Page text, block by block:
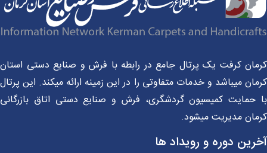
کرفت یک پرتال جامع در رابطه با فرش و صنایع دستی استان
میباشد و خدمات متفاوتی را در این زمینه ارائه میکند. این پرتال
حمایت کمیسیون گردشگری، فرش و صنایع دستی اتاق بازرگانی
مدیریت میشود.
دوره و رویداد ها